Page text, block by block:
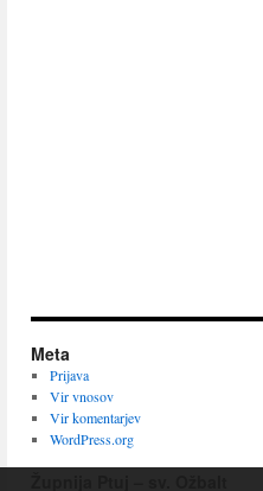
Meta
Prijava
Vir vnosov
Vir komentarjev
WordPress.org